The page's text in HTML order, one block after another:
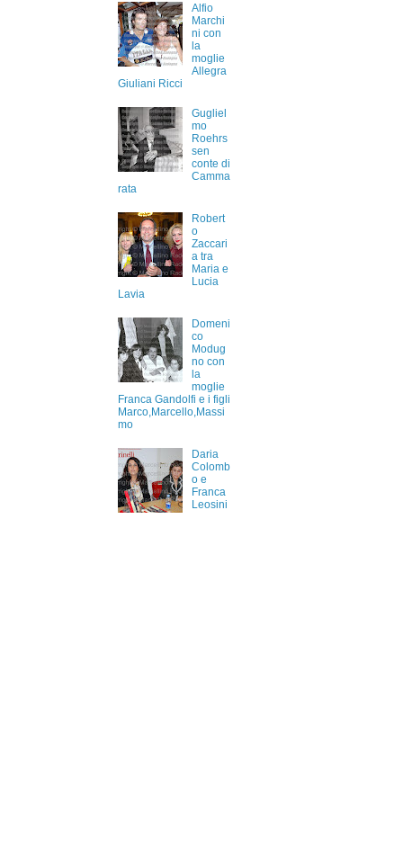
Alfio
Marchi
ni con
la
moglie
Allegra
Giuliani Ricci
Gugliel
mo
Roehrs
sen
conte di
Camma
rata
Robert
o
Zaccari
a tra
Maria e
Lucia
Lavia
Domeni
co
Modug
no con
la
moglie
Franca Gandolfi e i figli
Marco,Marcello,Massi
mo
Daria
Colomb
o e
Franca
Leosini